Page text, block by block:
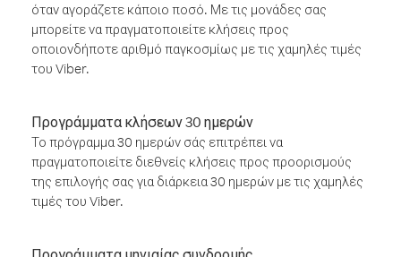
όταν αγοράζετε κάποιο ποσό. Με τις μονάδες σας
μπορείτε να πραγματοποιείτε κλήσεις προς
οποιονδήποτε αριθμό παγκοσμίως με τις χαμηλές τιμές
του Viber.
Προγράμματα κλήσεων 30 ημερών
Το πρόγραμμα 30 ημερών σάς επιτρέπει να
πραγματοποιείτε διεθνείς κλήσεις προς προορισμούς
της επιλογής σας για διάρκεια 30 ημερών με τις χαμηλές
τιμές του Viber.